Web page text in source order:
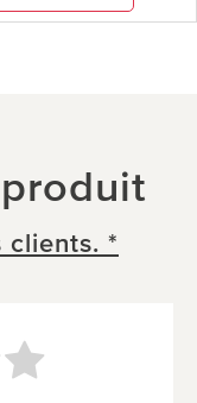
clients. *